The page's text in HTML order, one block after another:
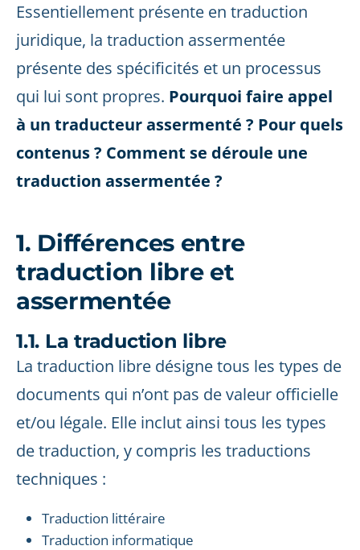
Essentiellement présente en traduction
juridique, la traduction assermentée
présente des spécificités et un processus
qui lui sont propres. Pourquoi faire appel
à un traducteur assermenté ? Pour quels
contenus ? Comment se déroule une
traduction assermentée ?
1. Différences entre
traduction libre et
assermentée
1.1. La traduction libre
La traduction libre désigne tous les types de
documents qui n’ont pas de valeur officielle
et/ou légale. Elle inclut ainsi tous les types
de traduction, y compris les traductions
techniques :
Traduction littéraire
Traduction informatique